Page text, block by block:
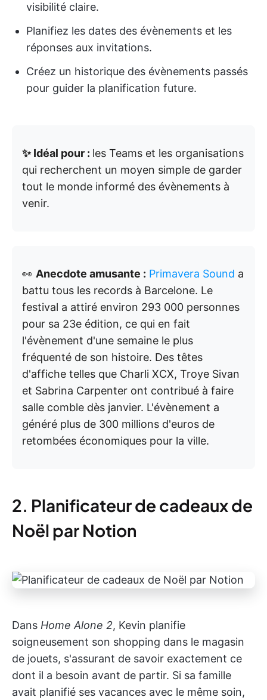
visibilité claire.
Planifiez les dates des évènements et les
réponses aux invitations.
Créez un historique des évènements passés
pour guider la planification future.
✨ Idéal pour : les Teams et les organisations
qui recherchent un moyen simple de garder
tout le monde informé des évènements à
venir.
👀 Anecdote amusante : Primavera Sound a
battu tous les records à Barcelone. Le
festival a attiré environ 293 000 personnes
pour sa 23e édition, ce qui en fait
l'évènement d'une semaine le plus
fréquenté de son histoire. Des têtes
d'affiche telles que Charli XCX, Troye Sivan
et Sabrina Carpenter ont contribué à faire
salle comble dès janvier. L'évènement a
généré plus de 300 millions d'euros de
retombées économiques pour la ville.
2. Planificateur de cadeaux de
Noël par Notion
Dans Home Alone 2, Kevin planifie
soigneusement son shopping dans le magasin
de jouets, s'assurant de savoir exactement ce
dont il a besoin avant de partir. Si sa famille
avait planifié ses vacances avec le même soin,